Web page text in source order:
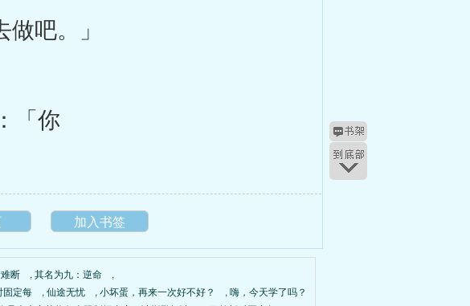
吧。」
「你
加入书签
断 , 其名为九：逆命
,
固定每
, 仙途无忧 , 小坏蛋，再来一次好不好？ , 嗨，今天学了吗？